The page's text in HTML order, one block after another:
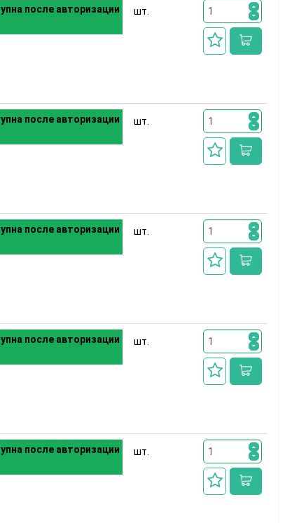
после авторизации шт.
после авторизации шт.
после авторизации шт.
после авторизации шт.
после авторизации шт.